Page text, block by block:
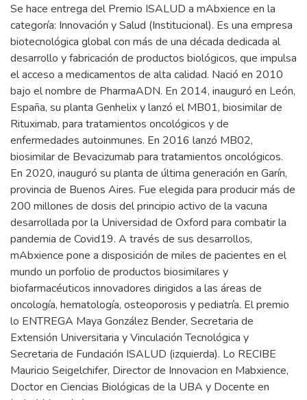
Se hace entrega del Premio ISALUD a mAbxience en la
categoría: Innovación y Salud (Institucional). Es una empresa
biotecnológica global con más de una década dedicada al
desarrollo y fabricación de productos biológicos, que impulsa
el acceso a medicamentos de alta calidad. Nació en 2010
bajo el nombre de PharmaADN. En 2014, inauguró en León,
España, su planta Genhelix y lanzó el MB01, biosimilar de
Rituximab, para tratamientos oncológicos y de
enfermedades autoinmunes. En 2016 lanzó MB02,
biosimilar de Bevacizumab para tratamientos oncológicos.
En 2020, inauguró su planta de última generación en Garín,
provincia de Buenos Aires. Fue elegida para producir más de
200 millones de dosis del principio activo de la vacuna
desarrollada por la Universidad de Oxford para combatir la
pandemia de Covid19. A través de sus desarrollos,
mAbxience pone a disposición de miles de pacientes en el
mundo un porfolio de productos biosimilares y
biofarmacéuticos innovadores dirigidos a las áreas de
oncología, hematología, osteoporosis y pediatría. El premio
lo ENTREGA Maya González Bender, Secretaria de
Extensión Universitaria y Vinculación Tecnológica y
Secretaria de Fundación ISALUD (izquierda). Lo RECIBE
Mauricio Seigelchifer, Director de Innovacion en Mabxience,
Doctor en Ciencias Biológicas de la UBA y Docente en